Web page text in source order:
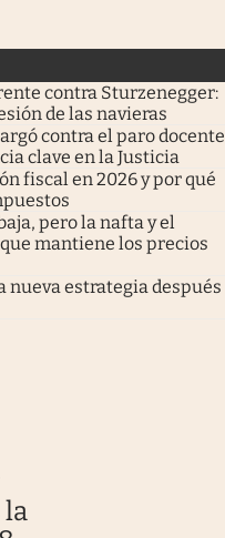
contra Sturzenegger:
de las navieras
contra el paro docente
clave en la Justicia
fiscal en 2026 y por qué
pero la nafta y el
mantiene los precios
nueva estrategia después
la